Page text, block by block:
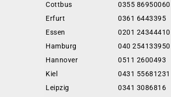
Cottbus
0355 86950060
Erfurt
0361 6443395
Essen
0201 24344410
Hamburg
040 254133950
Hannover
0511 2600493
Kiel
0431 55681231
Leipzig
0341 3086816